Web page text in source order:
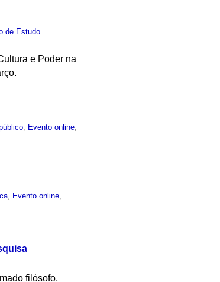
de Estudo
e Poder na
, Evento online,
, Evento online,
filósofo,